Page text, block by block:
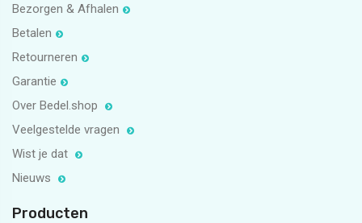
Bezorgen & Afhalen
Betalen
Retourneren
Garantie
Over Bedel.shop
Veelgestelde vragen
Wist je dat
Nieuws
Producten